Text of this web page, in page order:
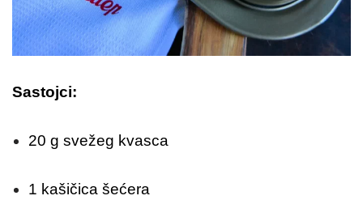
Sastojci:
20 g svežeg kvasca
1 kašičica šećera